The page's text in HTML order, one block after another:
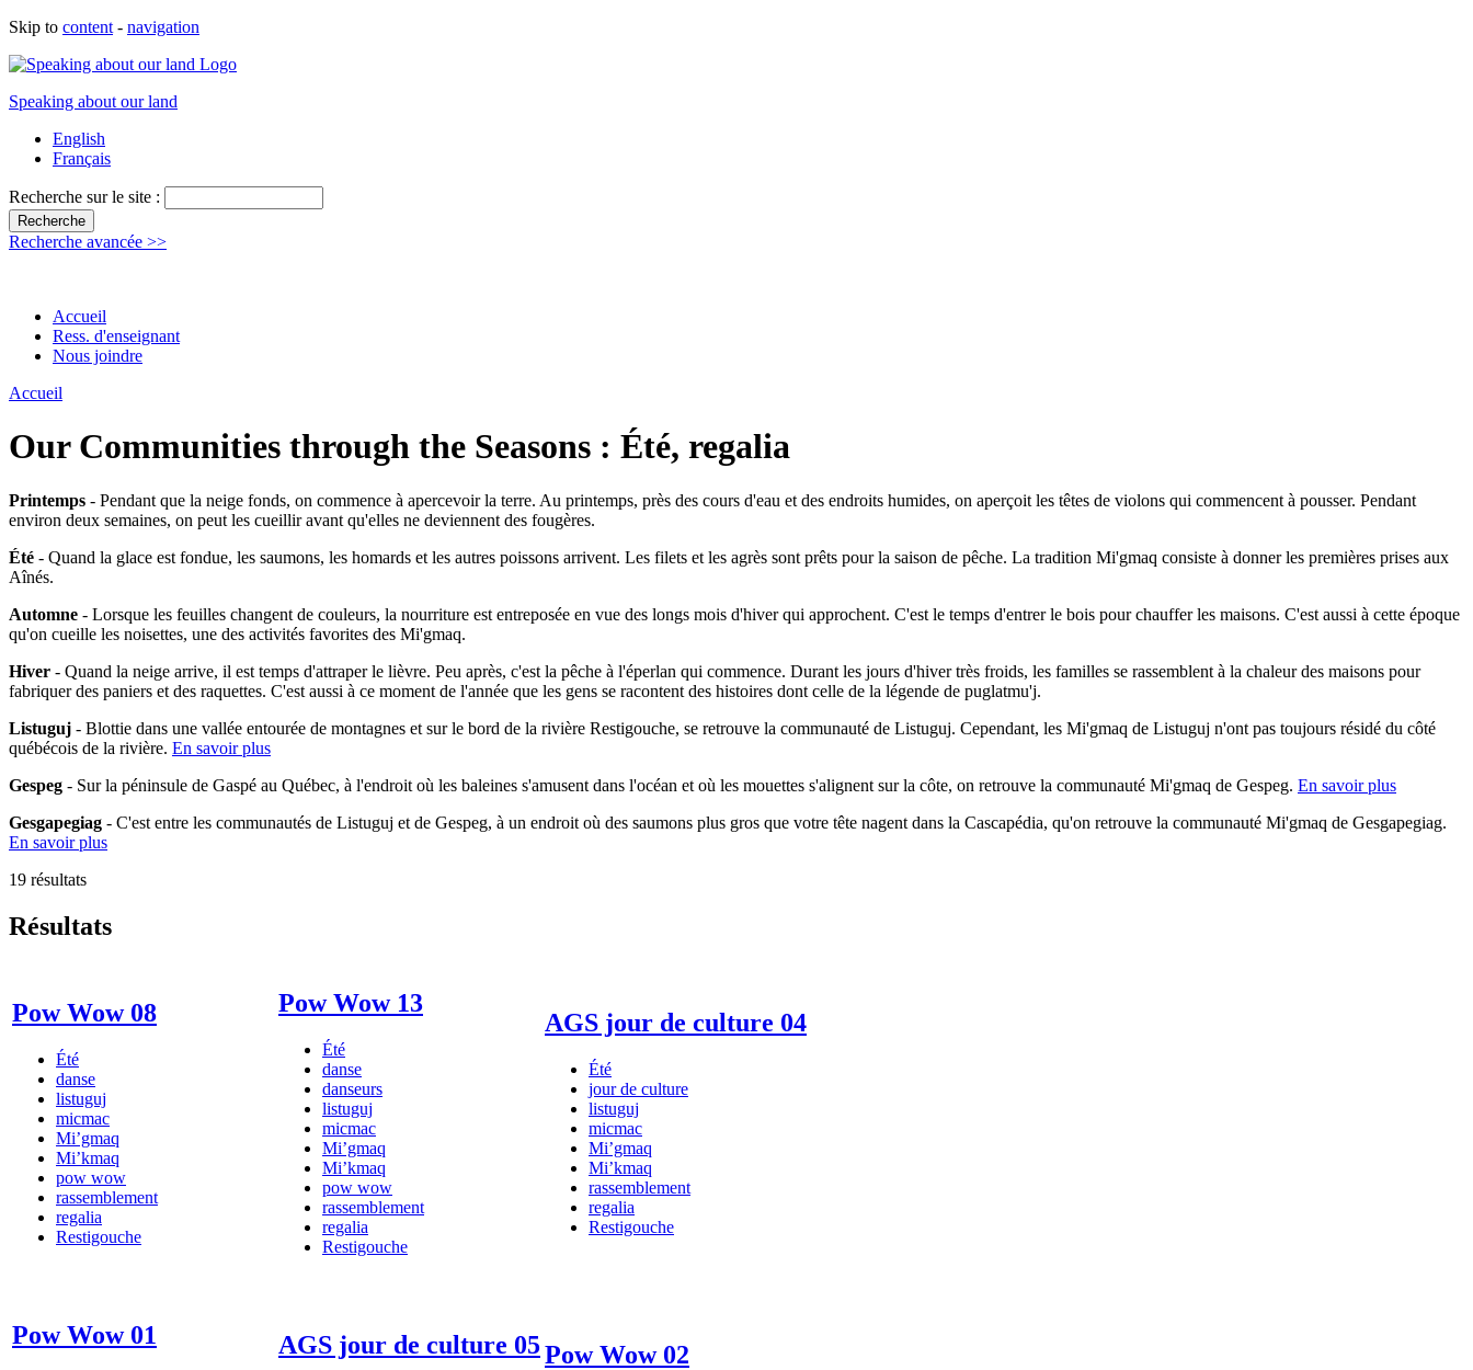
Skip to content - navigation
Speaking about our land
English
Français
Recherche sur le site :
Recherche avancée >>
Accueil
Ress. d'enseignant
Nous joindre
Accueil
Our Communities through the Seasons : Été, regalia
Printemps - Pendant que la neige fonds, on commence à apercevoir la terre. Au printemps, près des cours d'eau et des endroits humides, on aperçoit les têtes de violons qui commencent à pousser. Pendant
environ deux semaines, on peut les cueillir avant qu'elles ne deviennent des fougères.
Été - Quand la glace est fondue, les saumons, les homards et les autres poissons arrivent. Les filets et les agrès sont prêts pour la saison de pêche. La tradition Mi'gmaq consiste à donner les premières prises aux
Aînés.
Automne - Lorsque les feuilles changent de couleurs, la nourriture est entreposée en vue des longs mois d'hiver qui approchent. C'est le temps d'entrer le bois pour chauffer les maisons. C'est aussi à cette époque
qu'on cueille les noisettes, une des activités favorites des Mi'gmaq.
Hiver - Quand la neige arrive, il est temps d'attraper le lièvre. Peu après, c'est la pêche à l'éperlan qui commence. Durant les jours d'hiver très froids, les familles se rassemblent à la chaleur des maisons pour
fabriquer des paniers et des raquettes. C'est aussi à ce moment de l'année que les gens se racontent des histoires dont celle de la légende de puglatmu'j.
Listuguj - Blottie dans une vallée entourée de montagnes et sur le bord de la rivière Restigouche, se retrouve la communauté de Listuguj. Cependant, les Mi'gmaq de Listuguj n'ont pas toujours résidé du côté
québécois de la rivière. En savoir plus
Gespeg - Sur la péninsule de Gaspé au Québec, à l'endroit où les baleines s'amusent dans l'océan et où les mouettes s'alignent sur la côte, on retrouve la communauté Mi'gmaq de Gespeg. En savoir plus
Gesgapegiag - C'est entre les communautés de Listuguj et de Gespeg, à un endroit où des saumons plus gros que votre tête nagent dans la Cascapédia, qu'on retrouve la communauté Mi'gmaq de Gesgapegiag.
En savoir plus
19 résultats
Résultats
Pow Wow 08
Été
danse
listuguj
micmac
Mi’gmaq
Mi’kmaq
pow wow
rassemblement
regalia
Restigouche
Pow Wow 13
Été
danse
danseurs
listuguj
micmac
Mi’gmaq
Mi’kmaq
pow wow
rassemblement
regalia
Restigouche
AGS jour de culture 04
Été
jour de culture
listuguj
micmac
Mi’gmaq
Mi’kmaq
rassemblement
regalia
Restigouche
Pow Wow 01 AGS jour de culture 05Pow Wow 02